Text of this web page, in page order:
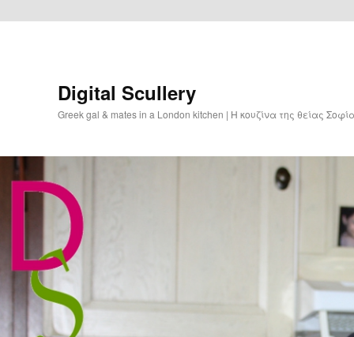
Digital Scullery
Greek gal & mates in a London kitchen | Η κουζίνα της θείας